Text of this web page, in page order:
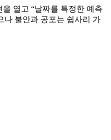
열고 “날짜를 특정한 예측
나 불안과 공포는 쉽사리 가